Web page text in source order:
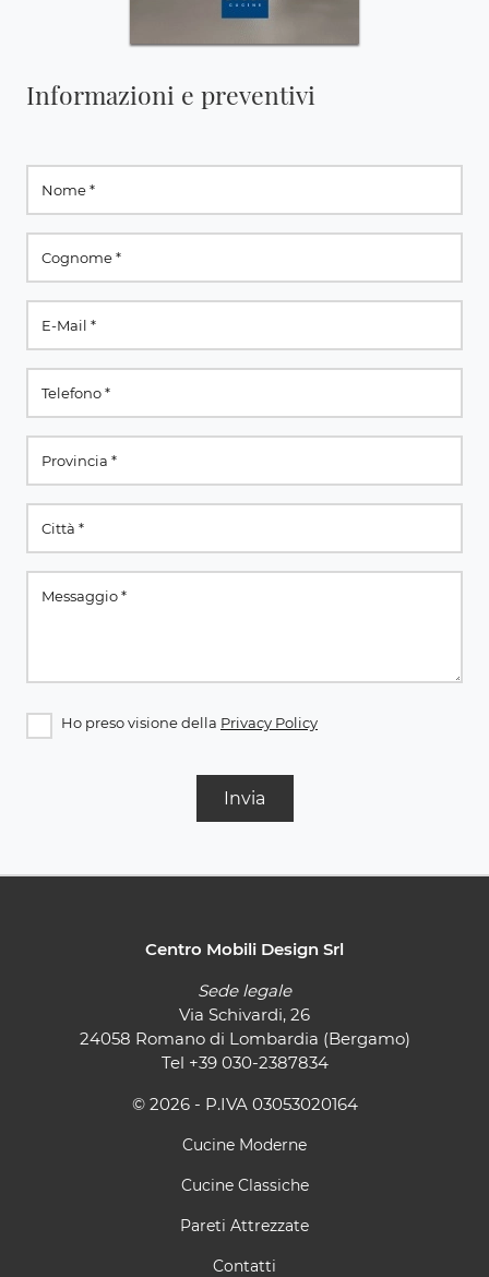
Informazioni e preventivi
Ho preso visione della Privacy Policy
Invia
Centro Mobili Design Srl
Sede legale
Via Schivardi, 26
24058 Romano di Lombardia (Bergamo)
Tel +39 030-2387834
© 2026 - P.IVA 03053020164
Cucine Moderne
Cucine Classiche
Pareti Attrezzate
Contatti